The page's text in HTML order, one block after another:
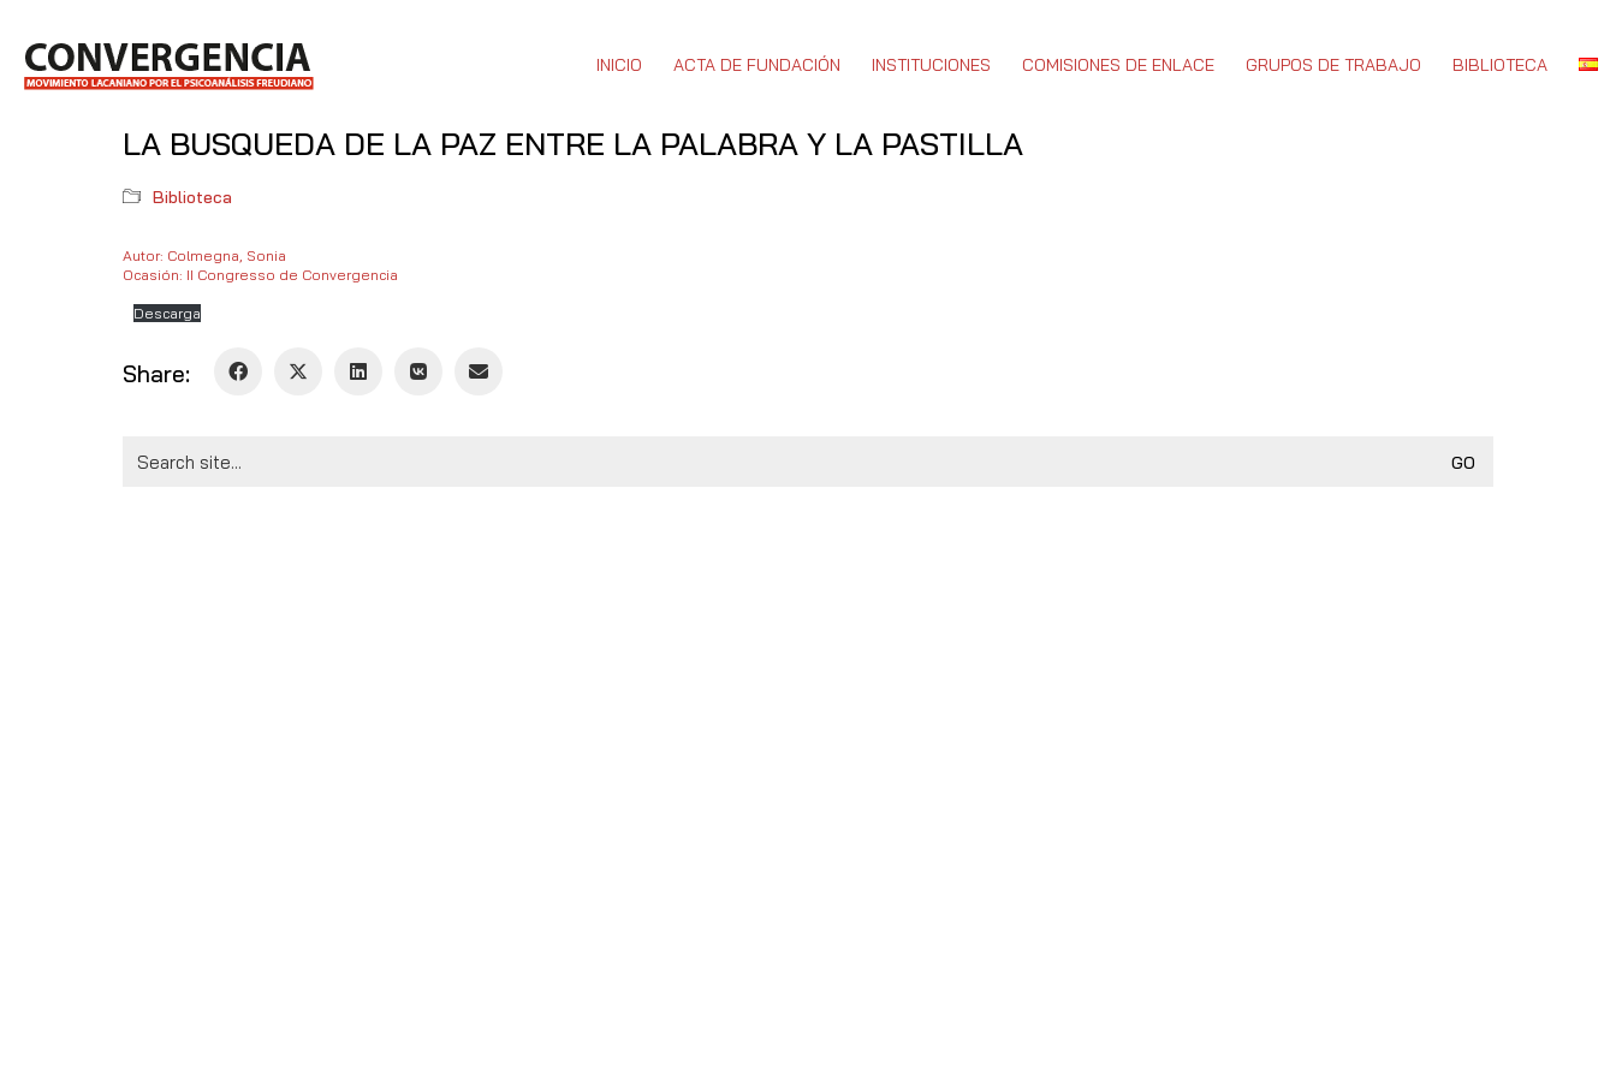
INICIO ACTA DE FUNDACIÓN INSTITUCIONES COMISIONES DE ENLACE GRUPOS DE TRABAJO BIBLIOTECA
LA BUSQUEDA DE LA PAZ ENTRE LA PALABRA Y LA PASTILLA
Biblioteca
Autor: Colmegna, Sonia
Ocasión: II Congresso de Convergencia
Descarga
Share:
for: